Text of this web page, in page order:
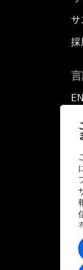
サ
採
EN